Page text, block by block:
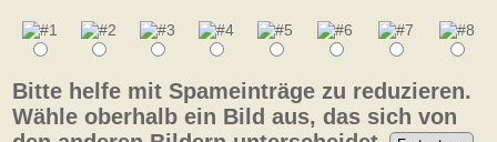
Bitte helfe mit Spameinträge zu reduzieren.
Wähle oberhalb ein Bild aus, das sich von